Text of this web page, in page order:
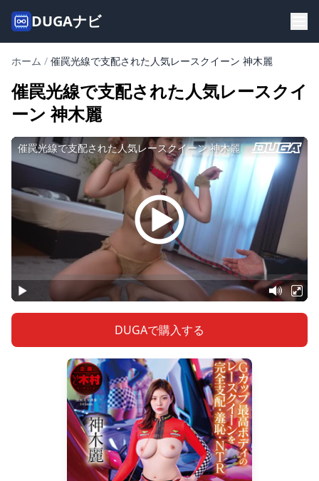
DUGAナビ
ホーム / 催罠光線で支配された人気レースクイーン 神木麗
催罠光線で支配された人気レースクイ
ーン 神木麗
DUGAで購入する